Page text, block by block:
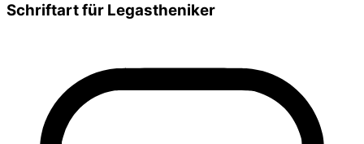
Schriftart für Legastheniker